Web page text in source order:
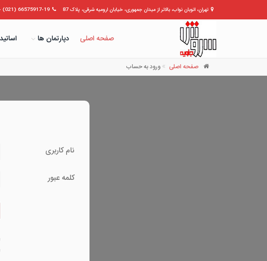
تهران، اتوبان نواب، بالاتر از میدان جمهوری، خیابان ارومیه شرقی، پلاک 87 66575917-19 (021) - 09394309399
صفحه اصلی دپارتمان ها اساتید
صفحه اصلی ورود به حساب
نام کاربری
کلمه عبور